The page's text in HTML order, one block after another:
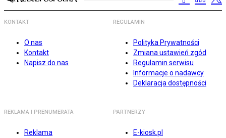
KONTAKT
O nas
Kontakt
Napisz do nas
REGULAMIN
Polityka Prywatności
Zmiana ustawień zgód
Regulamin serwisu
Informacje o nadawcy
Deklaracja dostępności
REKLAMA I PRENUMERATA
Reklama
PARTNERZY
E-kiosk.pl